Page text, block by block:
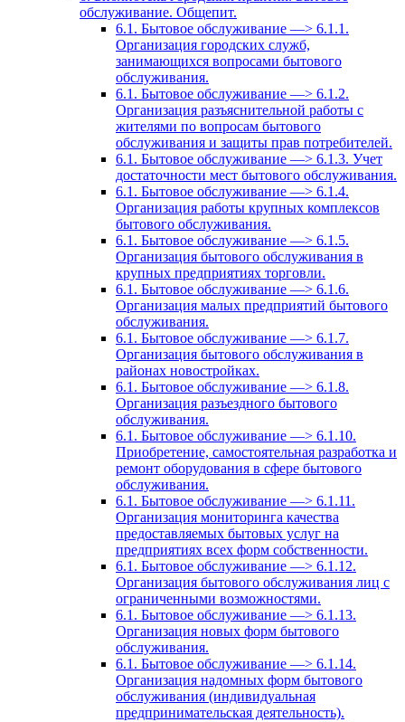
обслуживание. Общепит.
6.1. Бытовое обслуживание —> 6.1.1.
Организация городских служб,
занимающихся вопросами бытового
обслуживания.
6.1. Бытовое обслуживание —> 6.1.2.
Организация разъяснительной работы с
жителями по вопросам бытового
обслуживания и защиты прав потребителей.
6.1. Бытовое обслуживание —> 6.1.3. Учет
достаточности мест бытового обслуживания.
6.1. Бытовое обслуживание —> 6.1.4.
Организация работы крупных комплексов
бытового обслуживания.
6.1. Бытовое обслуживание —> 6.1.5.
Организация бытового обслуживания в
крупных предприятиях торговли.
6.1. Бытовое обслуживание —> 6.1.6.
Организация малых предприятий бытового
обслуживания.
6.1. Бытовое обслуживание —> 6.1.7.
Организация бытового обслуживания в
районах новостройках.
6.1. Бытовое обслуживание —> 6.1.8.
Организация разъездного бытового
обслуживания.
6.1. Бытовое обслуживание —> 6.1.10.
Приобретение, самостоятельная разработка и
ремонт оборудования в сфере бытового
обслуживания.
6.1. Бытовое обслуживание —> 6.1.11.
Организация мониторинга качества
предоставляемых бытовых услуг на
предприятиях всех форм собственности.
6.1. Бытовое обслуживание —> 6.1.12.
Организация бытового обслуживания лиц с
ограниченными возможностями.
6.1. Бытовое обслуживание —> 6.1.13.
Организация новых форм бытового
обслуживания.
6.1. Бытовое обслуживание —> 6.1.14.
Организация надомных форм бытового
обслуживания (индивидуальная
предпринимательская деятельность).